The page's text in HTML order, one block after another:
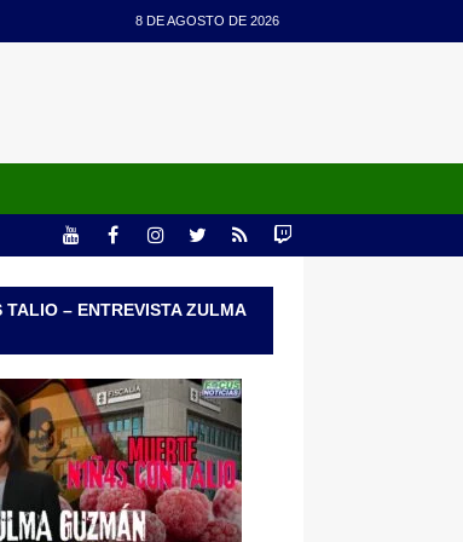
8 DE AGOSTO DE 2026
TALIO – ENTREVISTA ZULMA